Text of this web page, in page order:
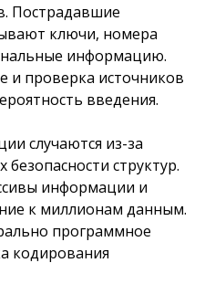
Пострадавшие
ключи, номера
информацию.
и проверка источников
введения.
случаются из-за
безопасности структур.
информации и
к миллионам данным.
программное
кодирования